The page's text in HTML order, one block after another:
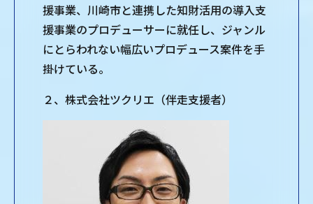
援事業、川崎市と連携した知財活用の導入支
援事業のプロデューサーに就任し、ジャンル
にとらわれない幅広いプロデュース案件を手
掛けている。
２、株式会社ツクリエ（伴走支援者）